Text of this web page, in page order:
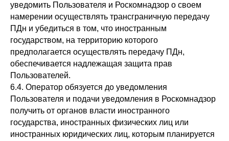
уведомить Пользователя и Роскомнадзор о своем
намерении осуществлять трансграничную передачу
ПДн и убедиться в том, что иностранным
государством, на территорию которого
предполагается осуществлять передачу ПДн,
обеспечивается надлежащая защита прав
Пользователей.
6.4. Оператор обязуется до уведомления
Пользователя и подачи уведомления в Роскомнадзор
получить от органов власти иностранного
государства, иностранных физических лиц или
иностранных юридических лиц, которым планируется